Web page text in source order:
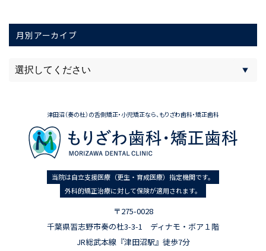
月別アーカイブ
津田沼（奏の杜）の舌側矯正・小児矯正なら、もりざわ歯科・矯正歯科
当院は自立支援医療（更生・育成医療）指定機関です。
外科的矯正治療に対して保険が適用されます。
〒275-0028
千葉県習志野市奏の杜3-3-1 ディナモ・ボア１階
JR総武本線『津田沼駅』徒歩7分